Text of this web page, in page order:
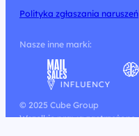
Nasze inne marki:
Polityka zgłaszania naruszeń
© 2025 Cube Group
Wszelkie prawa zastrzeżone